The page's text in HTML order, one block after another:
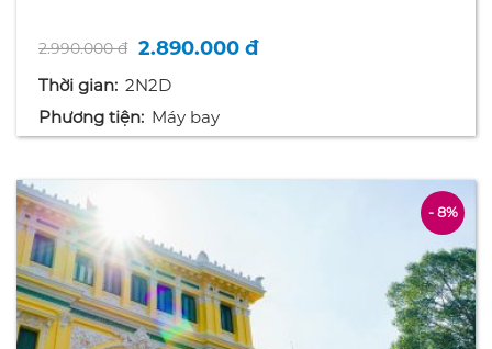
2.990.000 đ 2.890.000 đ
Thời gian: 2N2D
Phương tiện: Máy bay
- 8%